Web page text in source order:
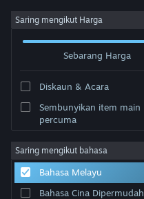
Sign in
Tentang
Sokongan
Saring mengikut Harga
Sebarang Harga
Diskaun & Acara
Sembunyikan item main
percuma
Saring mengikut bahasa
Bahasa Melayu
Bahasa Cina Dipermudah
Pembangun: Planet 47 Games
Susun mengikut Perkaitan